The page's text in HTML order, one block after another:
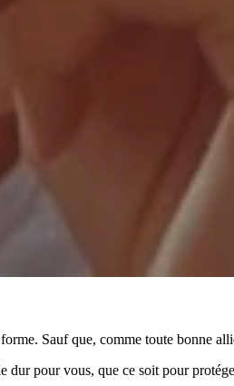
Sauf que, comme toute bonne
pour vous, que ce soit pour